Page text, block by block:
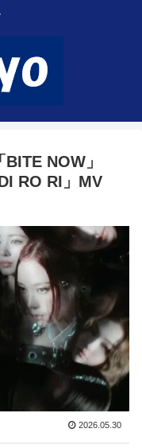
NOW」
RO RI」MV
2026.05.30